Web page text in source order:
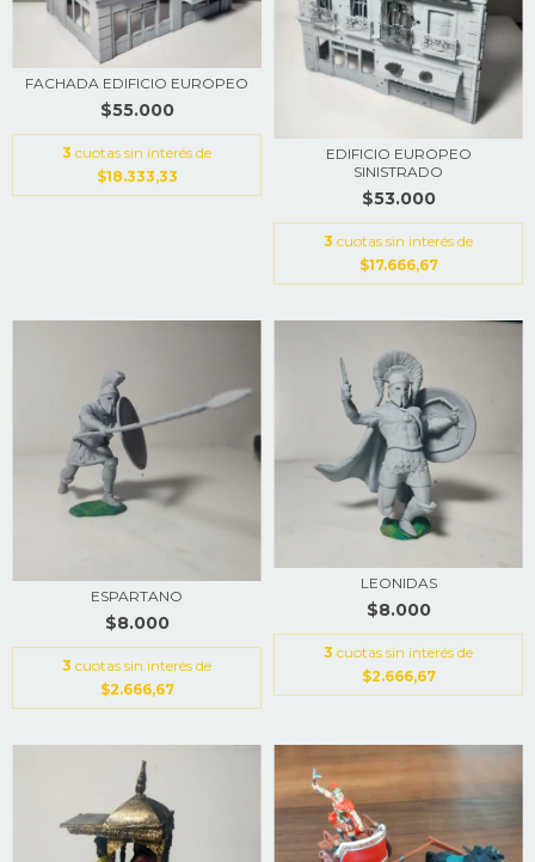
FACHADA EDIFICIO EUROPEO
$55.000
3 cuotas sin interés de
$18.333,33
EDIFICIO EUROPEO
SINISTRADO
$53.000
3 cuotas sin interés de
$17.666,67
ESPARTANO
$8.000
3 cuotas sin interés de
$2.666,67
LEONIDAS
$8.000
3 cuotas sin interés de
$2.666,67